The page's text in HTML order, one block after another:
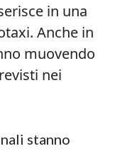
in una
Anche in
muovendo
nei
stanno